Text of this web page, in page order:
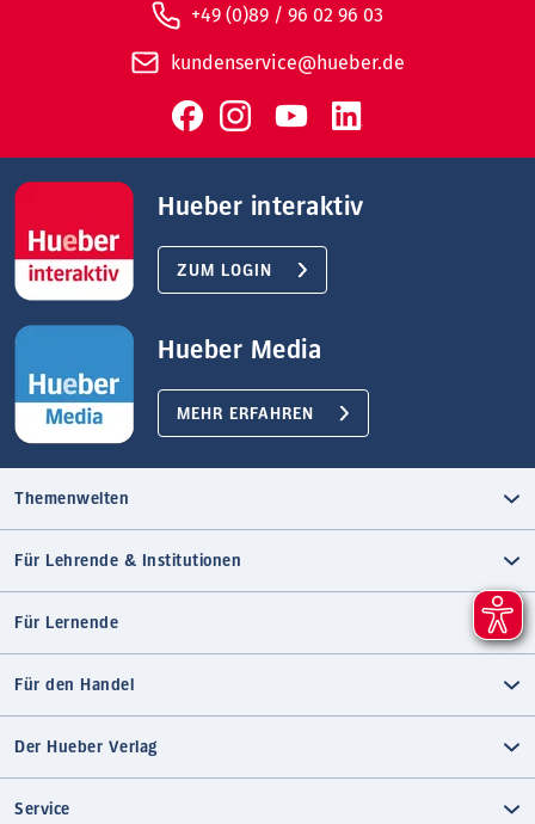
+49 (0)89 / 96 02 96 03
kundenservice@hueber.de
Hueber interaktiv
ZUM LOGIN
Hueber Media
MEHR ERFAHREN
Themenwelten
Für Lehrende & Institutionen
Für Lernende
Für den Handel
Der Hueber Verlag
Service